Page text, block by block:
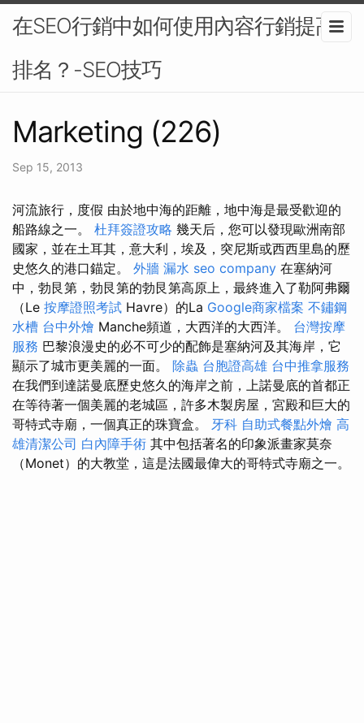
在SEO行銷中如何使用內容行銷提高
排名？-SEO技巧
Marketing (226)
Sep 15, 2013
河流旅行，度假 由於地中海的距離，地中海是最受歡迎的
船路線之一。 杜拜簽證攻略 幾天后，您可以發現歐洲南部
國家，並在土耳其，意大利，埃及，突尼斯或西西里島的歷
史悠久的港口錨定。 外牆 漏水 seo company 在塞納河
中，勃艮第，勃艮第的勃艮第高原上，最終進入了勒阿弗爾
（Le 按摩證照考試 Havre）的La Google商家檔案 不鏽鋼
水槽 台中外燴 Manche頻道，大西洋的大西洋。 台灣按摩
服務 巴黎浪漫史的必不可少的配飾是塞納河及其海岸，它
顯示了城市更美麗的一面。 除蟲 台胞證高雄 台中推拿服務
在我們到達諾曼底歷史悠久的海岸之前，上諾曼底的首都正
在等待著一個美麗的老城區，許多木製房屋，宮殿和巨大的
哥特式寺廟，一個真正的珠寶盒。 牙科 自助式餐點外燴 高
雄清潔公司 白內障手術 其中包括著名的印象派畫家莫奈
（Monet）的大教堂，這是法國最偉大的哥特式寺廟之一。